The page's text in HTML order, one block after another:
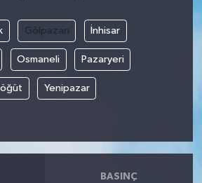
Gölpazarı İnhisar
Osmaneli Pazaryeri
Yenipazar
BASINÇ